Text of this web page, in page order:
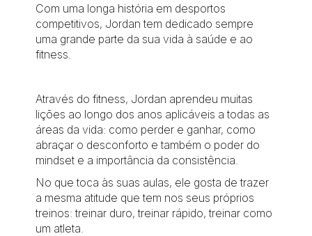
Com uma longa história em desportos
competitivos, Jordan tem dedicado sempre
uma grande parte da sua vida à saúde e ao
fitness.
Através do fitness, Jordan aprendeu muitas
lições ao longo dos anos aplicáveis a todas as
áreas da vida: como perder e ganhar, como
abraçar o desconforto e também o poder do
mindset e a importância da consistência.
No que toca às suas aulas, ele gosta de trazer
a mesma atitude que tem nos seus próprios
treinos: treinar duro, treinar rápido, treinar como
um atleta.